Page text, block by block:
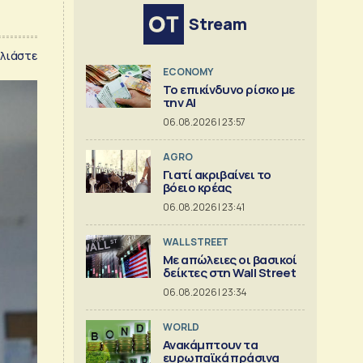
Stream
ECONOMY
Το επικίνδυνο ρίσκο με
την ΑΙ
06.08.2026 | 23:57
AGRO
Γιατί ακριβαίνει το
βόειο κρέας
06.08.2026 | 23:41
WALL STREET
Με απώλειες οι βασικοί
δείκτες στη Wall Street
06.08.2026 | 23:34
WORLD
Ανακάμπτουν τα
ευρωπαϊκά πράσινα